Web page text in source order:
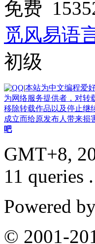
免费
觅风易语
初级
|本站为中文编程爱
为网络服务提供者，对转
移除转载作品以及停止继
成立而给原发布人带来损
吧
GMT+8,
11 queries .
Powered
© 2001-